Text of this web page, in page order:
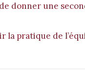
donner une
la pratique de